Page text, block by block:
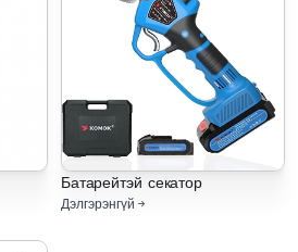
Батарейтэй секатор
Дэлгэрэнгүй